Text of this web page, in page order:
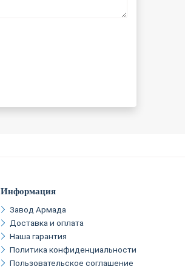
Информация
Завод Армада
Доставка и оплата
Наша гарантия
Политика конфиденциальности
Пользовательское соглашение